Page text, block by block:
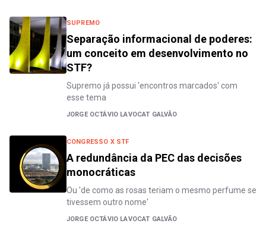
SUPREMO
Separação informacional de poderes:
um conceito em desenvolvimento no
STF?
Supremo já possui 'encontros marcados' com
esse tema
JORGE OCTÁVIO LAVOCAT GALVÃO
CONGRESSO X STF
A redundância da PEC das decisões
monocráticas
Ou 'de como as rosas teriam o mesmo perfume se
tivessem outro nome'
JORGE OCTÁVIO LAVOCAT GALVÃO